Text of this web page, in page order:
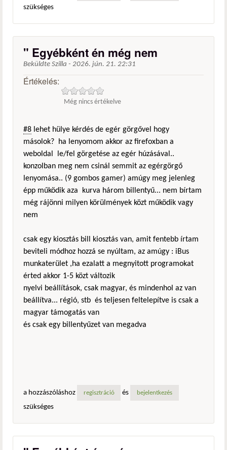
szükséges
" Egyébként én még nem
Beküldte Szilla - 2026. jún. 21. 22:31
Értékelés:
Még nincs értékelve
#8 lehet hülye kérdés de egér görgővel hogy
másolok? ha lenyomom akkor az firefoxban a
weboldal le/fel görgetése az egér húzásával..
konzolban meg nem csinál semmit az egérgörgő
lenyomása.. (9 gombos gamer) amúgy meg jelenleg
épp működik aza kurva három billentyű... nem bírtam
még rájönni milyen körülmények közt működik vagy
nem
csak egy kiosztás bill kiosztás van, amit fentebb írtam
beviteli módhoz hozzá se nyúltam, az amúgy : iBus
munkaterület ,ha ezalatt a megnyitott programokat
érted akkor 1-5 közt változik
nyelvi beállítások, csak magyar, és mindenhol az van
beállítva... régió, stb és teljesen feltelepítve is csak a
magyar támogatás van
és csak egy billentyűzet van megadva
a hozzászóláshoz regisztráció és bejelentkezés
szükséges